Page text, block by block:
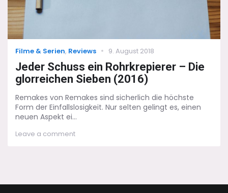
Categories
Filme & Serien, Reviews
Posted
9. August 2018
Jeder Schuss ein Rohrkrepierer – Die
glorreichen Sieben (2016)
Remakes von Remakes sind sicherlich die höchste
Form der Einfallslosigkeit. Nur selten gelingt es, einen
neuen Aspekt ei...
Leave a commenton